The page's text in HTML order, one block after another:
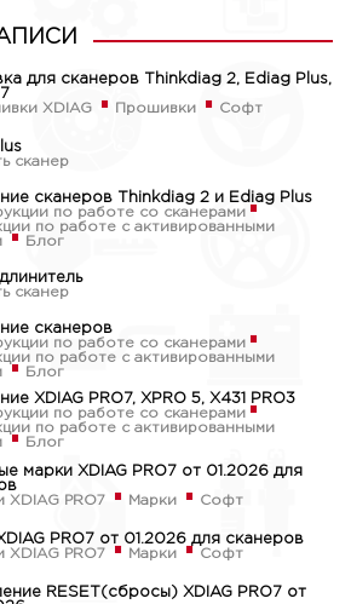
для сканеров Thinkdiag 2, Ediag Plus,
XDIAG
Прошивки Софт
сканер
сканеров Thinkdiag 2 и Ediag Plus
по работе со сканерами
по работе с активированными
Блог
сканер
сканеров
по работе со сканерами
по работе с активированными
Блог
XDIAG PRO7, XPRO 5, X431 PRO3
по работе со сканерами
по работе с активированными
Блог
марки XDIAG PRO7 от 01.2026 для
XDIAG PRO7
Марки Софт
PRO7 от 01.2026 для сканеров
XDIAG PRO7
Марки Софт
RESET(сбросы) XDIAG PRO7 от